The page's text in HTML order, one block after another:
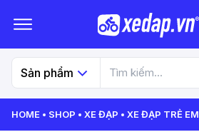
Sản phẩm
HOME SHOP XE ĐẠP XE ĐẠP TRẺ EM